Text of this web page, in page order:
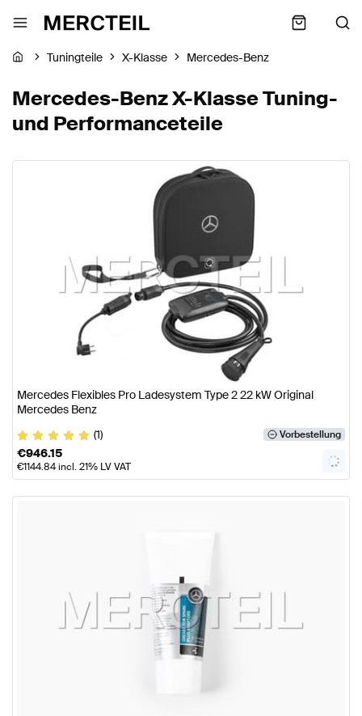
Tuningteile X-Klasse Mercedes-Benz
Mercedes-Benz X-Klasse Tuning-
und Performanceteile
Mercedes Flexibles Pro Ladesystem Type 2 22 kW Original
Mercedes Benz
(1)
Vorbestellung
€946.15
€1144.84incl. 21% LV VAT